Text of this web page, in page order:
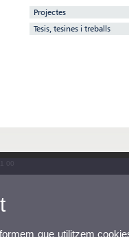
Projectes
Tesis, tesines i treballs
00
que utilitzem